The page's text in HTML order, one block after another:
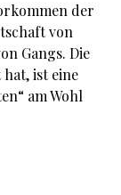
der
von
Gangs. Die
hat, ist eine
am Wohl